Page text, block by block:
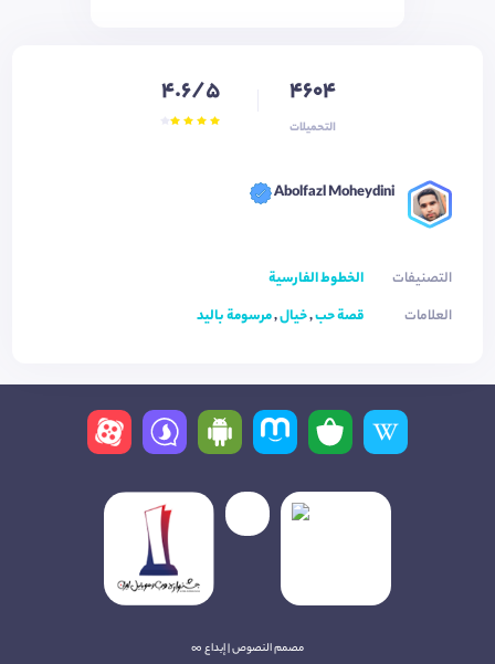
4604
التحميلات
4.6/5
Abolfazl Moheydini
التصنيفات
الخطوط الفارسية
العلامات
قصة حب,خيال,مرسومة باليد
مصمم النصوص | إبداع ∞